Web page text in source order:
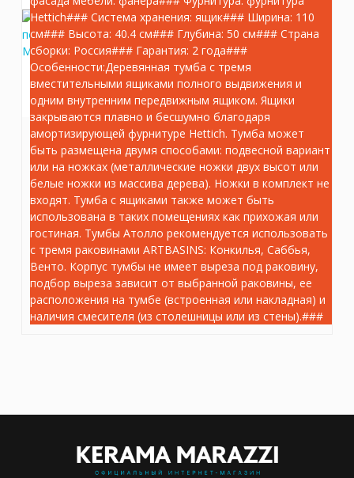
Hettich### Система хранения: ящик### Ширина: 110
см### Высота: 40.4 см### Глубина: 50 см### Страна
сборки: Россия### Гарантия: 2 года###
Особенности:Деревянная тумба с тремя
вместительными ящиками полного выдвижения и
одним внутренним передвижным ящиком. Ящики
закрываются плавно и бесшумно благодаря
амортизирующей фурнитуре Hettich. Тумба может
быть размещена двумя способами: подвесной вариант
или на ножках (металлические ножки двух высот или
белые ножки из массива дерева). Ножки в комплект не
входят. Тумба с ящиками также может быть
использована в таких помещениях как прихожая или
гостиная. Тумбы Атолло рекомендуется использовать
с тремя раковинами ARTBASINS: Конкилья, Саббья,
Венто. Корпус тумбы не имеет выреза под раковину,
подбор выреза зависит от выбранной раковины, ее
расположения на тумбе (встроенная или накладная) и
наличия смесителя (из столешницы или из стены).###
AT.110/WD Тумба Atollo/Атолло напольная/
подвесная с ящиками 110, деревянная
Артикул:AT.110/WD
Вес: 49 кг
26 560.80 руб.
– + шт.